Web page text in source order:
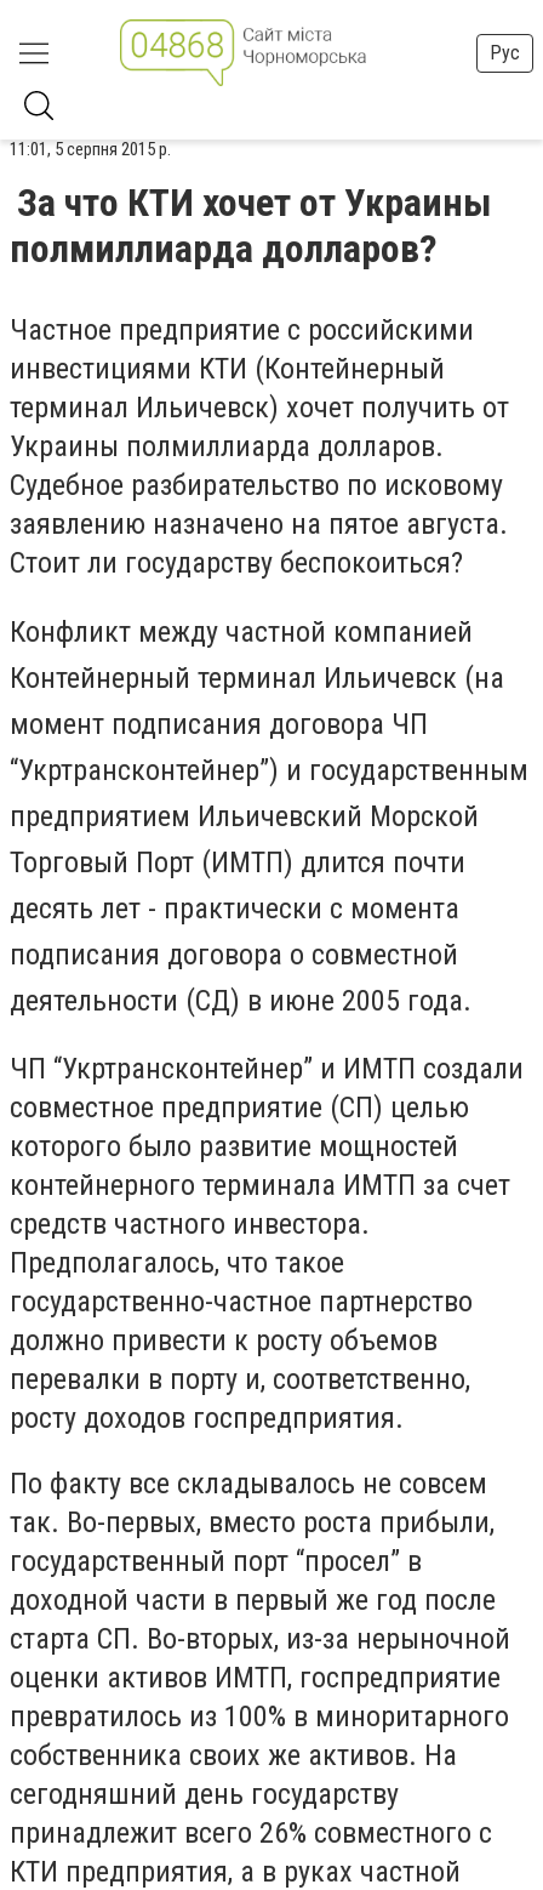
Рус
11:01, 5 серпня 2015 р.
За что КТИ хочет от Украины
полмиллиарда долларов?
Частное предприятие с российскими
инвестициями КТИ (Контейнерный
терминал Ильичевск) хочет получить от
Украины полмиллиарда долларов.
Судебное разбирательство по исковому
заявлению назначено на пятое августа.
Стоит ли государству беспокоиться?
Конфликт между частной компанией
Контейнерный терминал Ильичевск (на
момент подписания договора ЧП
“Укртрансконтейнер”) и государственным
предприятием Ильичевский Морской
Торговый Порт (ИМТП) длится почти
десять лет - практически с момента
подписания договора о совместной
деятельности (СД) в июне 2005 года.
ЧП “Укртрансконтейнер” и ИМТП создали
совместное предприятие (СП) целью
которого было развитие мощностей
контейнерного терминала ИМТП за счет
средств частного инвестора.
Предполагалось, что такое
государственно-частное партнерство
должно привести к росту объемов
перевалки в порту и, соответственно,
росту доходов госпредприятия.
По факту все складывалось не совсем
так. Во-первых, вместо роста прибыли,
государственный порт “просел” в
доходной части в первый же год после
старта СП. Во-вторых, из-за нерыночной
оценки активов ИМТП, госпредприятие
превратилось из 100% в миноритарного
собственника своих же активов. На
сегодняшний день государству
принадлежит всего 26% совместного с
КТИ предприятия, а в руках частной